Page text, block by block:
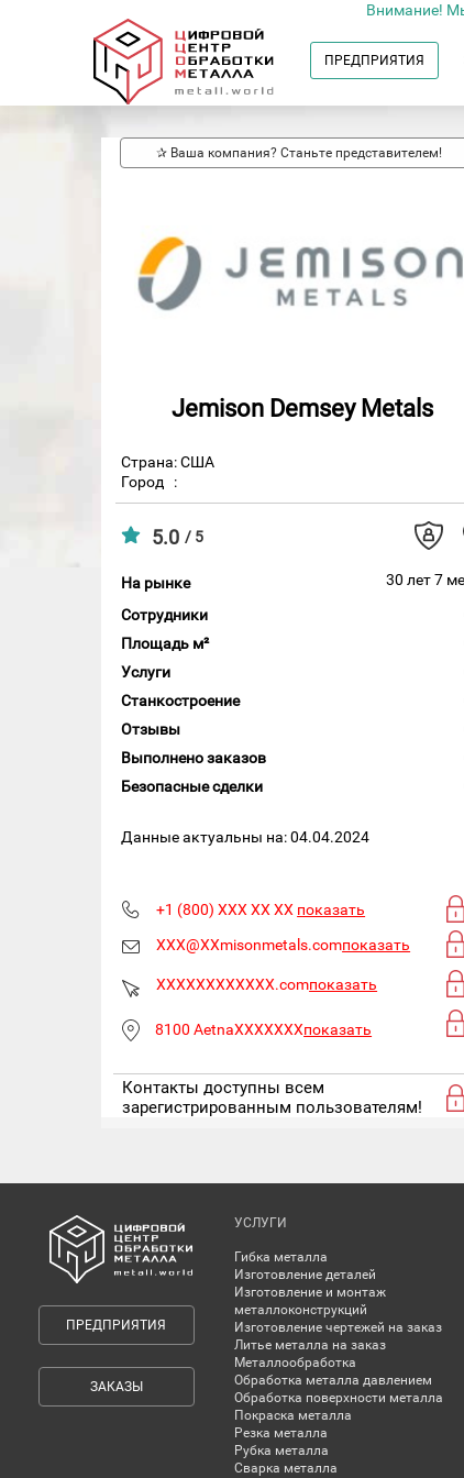
Внимание!
ПРЕДПРИЯТИЯ
✰ Ваша компания? Станьте представителем!
Jemison Demsey Metals
Страна: США
Город
:
5.0 / 5
На рынке
30 лет 7
Сотрудники
Площадь м²
Услуги
Станкостроение
Отзывы
Выполнено заказов
Безопасные сделки
Данные актуальны на: 04.04.2024
+1 (800) XXX XX XX показать
XXX@XXmisonmetals.comпоказать
XXXXXXXXXXXX.comпоказать
8100 AetnaXXXXXXXпоказать
Контакты доступны всем
зарегистрированным пользователям!
ПРЕДПРИЯТИЯ
ЗАКАЗЫ
УСЛУГИ
Гибка металла
Изготовление деталей
Изготовление и монтаж
металлоконструкций
Изготовление чертежей на заказ
Литье металла на заказ
Металлообработка
Обработка металла давлением
Обработка поверхности металла
Покраска металла
Резка металла
Рубка металла
Сварка металла